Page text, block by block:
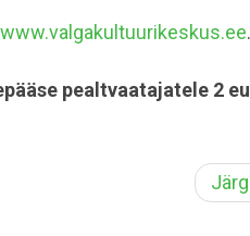
www.valgakultuurikeskus.ee.
pealtvaatajatele 2